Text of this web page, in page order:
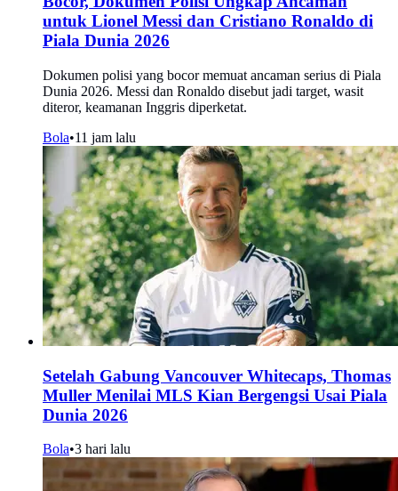
untuk Lionel Messi dan Cristiano Ronaldo di
Piala Dunia 2026
Dokumen polisi yang bocor memuat ancaman serius di Piala
Dunia 2026. Messi dan Ronaldo disebut jadi target, wasit
diteror, keamanan Inggris diperketat.
Bola•11 jam lalu
Setelah Gabung Vancouver Whitecaps, Thomas
Muller Menilai MLS Kian Bergengsi Usai Piala
Dunia 2026
Bola•3 hari lalu